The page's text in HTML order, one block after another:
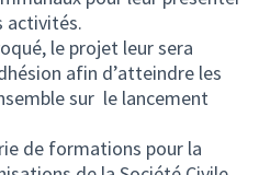
activités.
le projet leur sera
afin d’atteindre les
sur le lancement
de formations pour la